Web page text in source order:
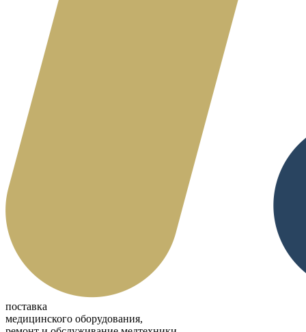
поставка
медицинского оборудования,